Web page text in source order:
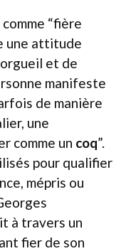
“fière
une attitude
et de
manifeste
de manière
une
comme un coq”.
pour qualifier
mépris ou
à travers un
fier de son